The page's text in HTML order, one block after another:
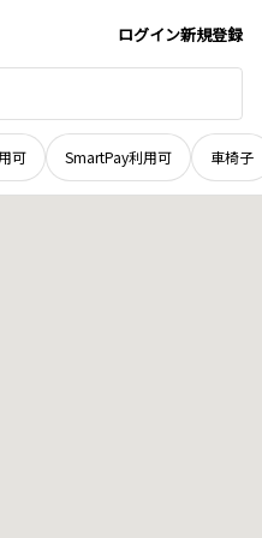
ログイン新規登録
可 SmartPay利用可 車椅子